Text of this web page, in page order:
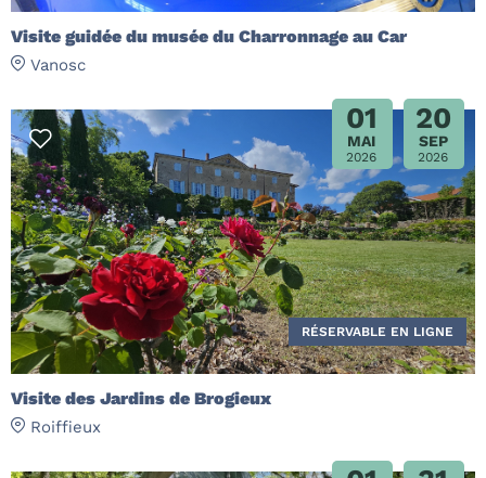
Visite guidée du musée du Charronnage au Car
Vanosc
01
MAI
2026
20
SEP
2026
Visite des Jardins de Brogieux
Roiffieux
RÉSERVABLE EN LIGNE